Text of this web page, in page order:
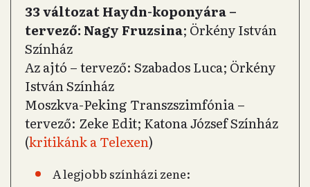
33 változat Haydn-koponyára –
tervező: Nagy Fruzsina; Örkény István
Színház
Az ajtó – tervező: Szabados Luca; Örkény
István Színház
Moszkva-Peking Transzszimfónia –
tervező: Zeke Edit; Katona József Színház
(kritikánk a Telexen)
A legjobb színházi zene: